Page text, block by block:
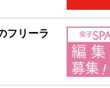
フリーラ